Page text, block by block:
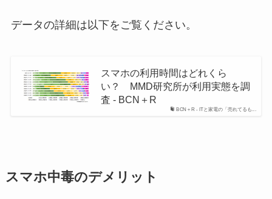
データの詳細は以下をご覧ください。
BCN＋R - ITと家電の「売れてるも...
スマホの利用時間はどれくら
い？ MMD研究所が利用実態を調
査 - BCN＋R
スマホ中毒のデメリット